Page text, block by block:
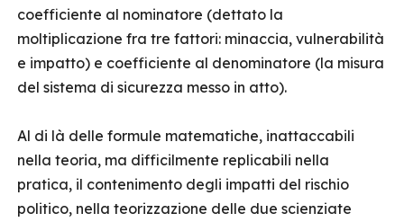
coefficiente al nominatore (dettato la
moltiplicazione fra tre fattori: minaccia, vulnerabilità
e impatto) e coefficiente al denominatore (la misura
del sistema di sicurezza messo in atto).
Al di là delle formule matematiche, inattaccabili
nella teoria, ma difficilmente replicabili nella
pratica, il contenimento degli impatti del rischio
politico, nella teorizzazione delle due scienziate